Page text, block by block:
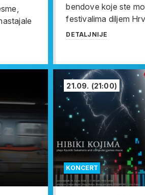
bendove koje ste
festivalima diljem
DETALJNIJE
KONCERT
21.09. (21:00)